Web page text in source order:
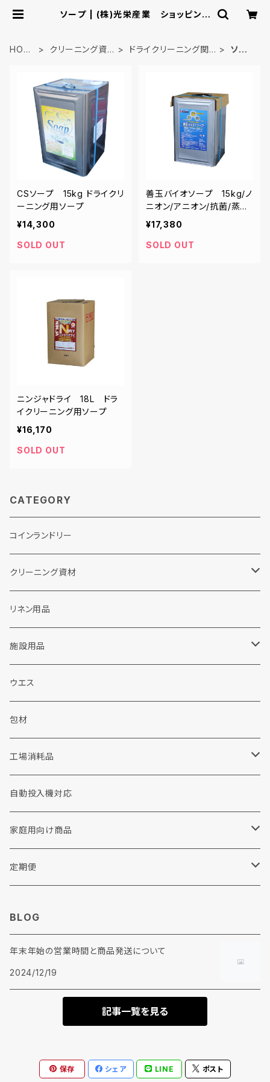
ソープ | (株)光栄産業 ショッピング
HOM
クリーニング資
ドライクリーニング関
ソー
CSソープ 15kg ドライクリ
ーニング用ソープ
¥14,300
SOLD OUT
善玉バイオソープ 15kg/ノ
ニオン/アニオン/抗菌/蒸留
対応
¥17,380
SOLD OUT
ニンジャドライ 18L ドラ
イクリーニング用ソープ
¥16,170
SOLD OUT
CATEGORY
コインランドリー
クリーニング資材
ランドリー洗剤関連
粉末洗剤
液体洗剤
各種助剤
糊剤
柔軟剤
加工剤
前処理剤
ドライクリーニング関連
カートリッジフィルター
ソープ
販促品
包装資材
工場用品
コインランドリー
衣料リフォーム・修理
その他
リネン用品
施設用品
施設用洗剤・シャンプー
シャボン玉せっけん
消耗品
手袋
ウエス
包材
工場消耗品
手洗い洗剤
自動投入機対応
家庭用向け商品
リンナイ
定期便
BLOG
年末年始の営業時間と商品発送について
2024/12/19
記事一覧を見る
保存 シェア LINE ポスト